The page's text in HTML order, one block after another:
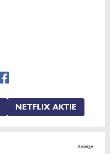
NETFLIX AKTIE
Anzeige